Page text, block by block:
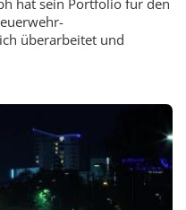
überarbeitet und